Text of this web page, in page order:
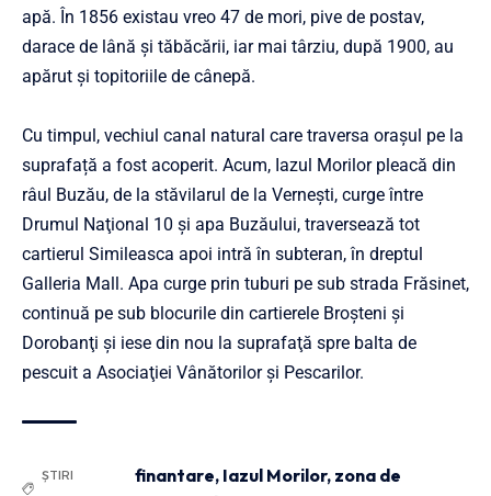
apă. În 1856 existau vreo 47 de mori, pive de postav,
darace de lână și tăbăcării, iar mai târziu, după 1900, au
apărut și topitoriile de cânepă.
Cu timpul, vechiul canal natural care traversa orașul pe la
suprafață a fost acoperit. Acum, Iazul Morilor pleacă din
râul Buzău, de la stăvilarul de la Verneşti, curge între
Drumul Naţional 10 şi apa Buzăului, traversează tot
cartierul Simileasca apoi intră în subteran, în dreptul
Galleria Mall. Apa curge prin tuburi pe sub strada Frăsinet,
continuă pe sub blocurile din cartierele Broşteni şi
Dorobanţi şi iese din nou la suprafaţă spre balta de
pescuit a Asociaţiei Vânătorilor şi Pescarilor.
ȘTIRI
finantare, Iazul Morilor, zona de